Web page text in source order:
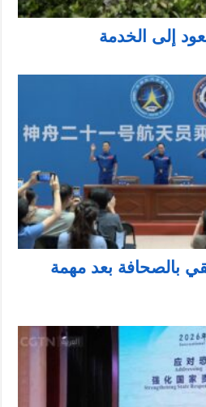
إلى الخدمة
شنتشو-21 يلتقي بالصحافة بعد مهمة